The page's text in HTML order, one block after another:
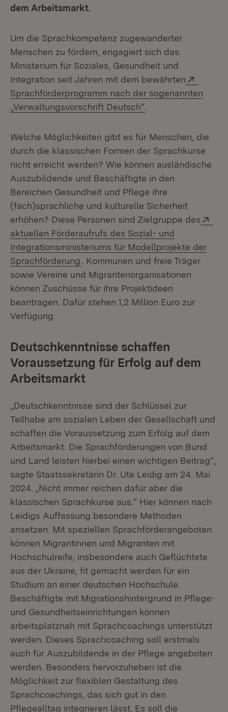
dem Arbeitsmarkt.
Um die Sprachkompetenz zugewanderter
Menschen zu fördern, engagiert sich das
Ministerium für Soziales, Gesundheit und
Integration seit Jahren mit dem bewährten
Sprachförderprogramm nach der sogenannten
„Verwaltungsvorschrift Deutsch“
Welche Möglichkeiten gibt es für Menschen, die
durch die klassischen Formen der Sprachkurse
nicht erreicht werden? Wie können ausländische
Auszubildende und Beschäftigte in den
Bereichen Gesundheit und Pflege ihre
(fach)sprachliche und kulturelle Sicherheit
erhöhen? Diese Personen sind Zielgruppe des
aktuellen Förderaufrufs des Sozial- und
Integrationsministeriums für Modellprojekte der
Sprachförderung (Öffnet in neuem Fenster)
. Kommunen und freie Träger
sowie Vereine und Migrantenorganisationen
können Zuschüsse für ihre Projektideen
beantragen. Dafür stehen 1,2 Million Euro zur
Verfügung.
Deutschkenntnisse schaffen
Voraussetzung für Erfolg auf dem
Arbeitsmarkt
„Deutschkenntnisse sind der Schlüssel zur
Teilhabe am sozialen Leben der Gesellschaft und
schaffen die Voraussetzung zum Erfolg auf dem
Arbeitsmarkt. Die Sprachförderungen von Bund
und Land leisten hierbei einen wichtigen Beitrag“,
sagte Staatssekretärin Dr. Ute Leidig am 24. Mai
2024. „Nicht immer reichen dafür aber die
klassischen Sprachkurse aus.“ Hier können nach
Leidigs Auffassung besondere Methoden
ansetzen. Mit speziellen Sprachförderangeboten
können Migrantinnen und Migranten mit
Hochschulreife, insbesondere auch Geflüchtete
aus der Ukraine, fit gemacht werden für ein
Studium an einer deutschen Hochschule.
Beschäftigte mit Migrationshintergrund in Pflege-
und Gesundheitseinrichtungen können
arbeitsplatznah mit Sprachcoachings unterstützt
werden. Dieses Sprachcoaching soll erstmals
auch für Auszubildende in der Pflege angeboten
werden. Besonders hervorzuheben ist die
Möglichkeit zur flexiblen Gestaltung des
Sprachcoachings, das sich gut in den
Pflegealltag integrieren lässt. Es soll die